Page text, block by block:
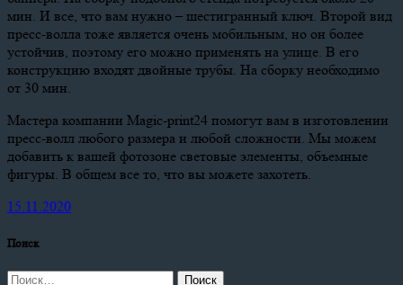
мин. И все, что вам нужно – шестигранный ключ. Второй вид
пресс-волла тоже является очень мобильным, но он более
устойчив, поэтому его можно применять на улице. В его
конструкцию входят двойные трубы. На сборку необходимо
от 30 мин.
Мастера компании Magic-print24 помогут вам в изготовлении
пресс-волл любого размера и любой сложности. Мы можем
добавить к вашей фотозоне световые элементы, объемные
фигуры. В общем все то, что вы можете захотеть.
15.11.2020
Поиск
Найти: